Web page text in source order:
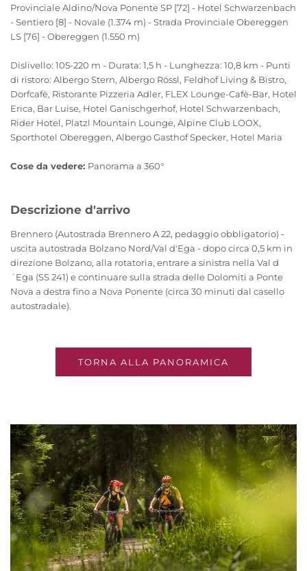
Provinciale Aldino/Nova Ponente SP [72] - Hotel Schwarzenbach
- Sentiero [8] - Novale (1.374 m) - Strada Provinciale Obereggen
LS [76] - Obereggen (1.550 m)
Dislivello: 105-220 m - Durata: 1,5 h - Lunghezza: 10,8 km - Punti
di ristoro: Albergo Stern, Albergo Rössl, Feldhof Living & Bistro,
Dorfcafè, Ristorante Pizzeria Adler, FLEX Lounge-Cafè-Bar, Hotel
Erica, Bar Luise, Hotel Ganischgerhof, Hotel Schwarzenbach,
Rider Hotel, Platzl Mountain Lounge, Alpine Club LOOX,
Sporthotel Obereggen, Albergo Gasthof Specker, Hotel Maria
Cose da vedere: Panorama a 360°
Descrizione d'arrivo
Brennero (Autostrada Brennero A 22, pedaggio obbligatorio) -
uscita autostrada Bolzano Nord/Val d'Ega - dopo circa 0,5 km in
direzione Bolzano, alla rotatoria, entrare a sinistra nella Val d
´Ega (SS 241) e continuare sulla strada delle Dolomiti a Ponte
Nova a destra fino a Nova Ponente (circa 30 minuti dal casello
autostradale).
TORNA ALLA PANORAMICA